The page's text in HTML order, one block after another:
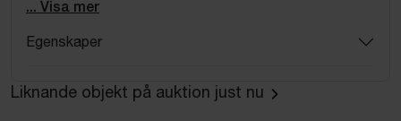
Tillverkare: JOAB
Typ: L24 Ecodrive
Serienummer: 20314479
... Visa mer
Egenskaper
Liknande objekt på auktion just nu